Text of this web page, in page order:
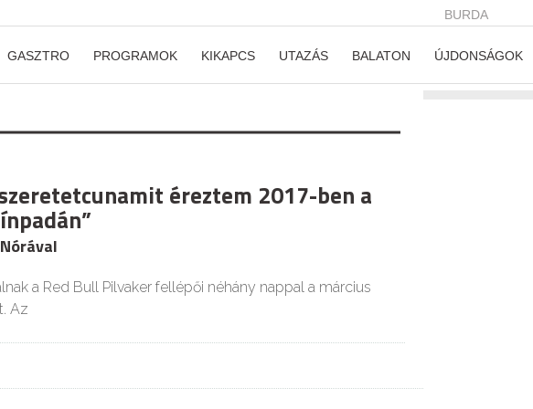
BURDA
GASZTRO PROGRAMOK KIKAPCS UTAZÁS BALATON ÚJDONSÁGOK
éreztem 2017-ben a
a Red Bull Pilvaker fellépői néhány nappal a március
Az